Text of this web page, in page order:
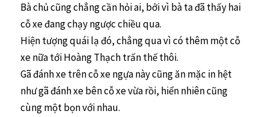
Bà chủ cũng chẳng cần hỏi ai, bởi vì bà ta đã thấy hai
cỗ xe đang chạy ngược chiều qua.
Hiện tượng quái lạ đó, chẳng qua vì có thêm một cỗ
xe nữa tới Hoàng Thạch trấn thế thôi.
Gã đánh xe trên cỗ xe ngựa này cũng ăn mặc in hệt
như gã đánh xe bên cỗ xe vừa rồi, hiển nhiên cũng
cùng một bọn với nhau.